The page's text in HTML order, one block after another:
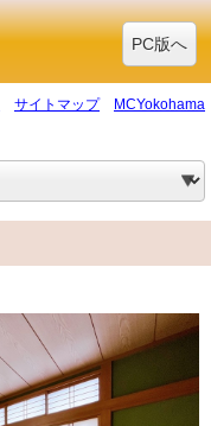
PC版へ
サイトマップ
MCYokohama